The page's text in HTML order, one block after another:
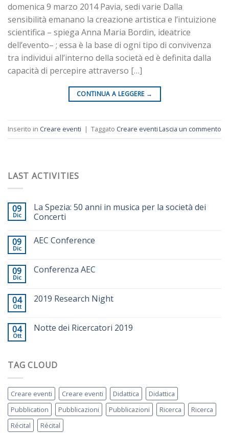
domenica 9 marzo 2014 Pavia, sedi varie Dalla
sensibilità emanano la creazione artistica e l’intuizione
scientifica – spiega Anna Maria Bordin, ideatrice
dell’evento– ; essa è la base di ogni tipo di convivenza
tra individui all’interno della società ed è definita dalla
capacità di percepire attraverso […]
CONTINUA A LEGGERE →
Inserito in Creare eventi | Taggato Creare eventiLascia un commento
LAST ACTIVITIES
09
Dic
La Spezia: 50 anni in musica per la società dei
Concerti
09
Dic
AEC Conference
09
Dic
Conferenza AEC
04
Ott
2019 Research Night
04
Ott
Notte dei Ricercatori 2019
TAG CLOUD
Creare eventi Creare eventi Didattica
Didattica
Pubblication
Pubblicazioni Pubblicazioni Ricerca
Ricerca
Récital
Récital